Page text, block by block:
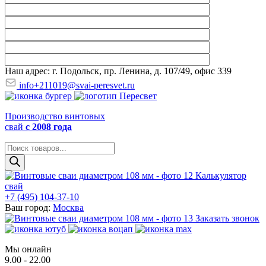
Наш адрес: г. Подольск, пр. Ленина, д. 107/49, офис 339
info+211019@svai-peresvet.ru
Производство винтовых
свай с 2008 года
Поиск
товаров
Калькулятор
свай
+7 (495) 104-37-10
Ваш город: Москва
Заказать звонок
Мы онлайн
9.00 - 22.00